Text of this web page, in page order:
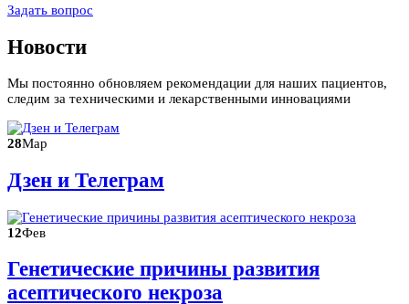
Задать вопрос
Новости
Мы постоянно обновляем рекомендации для наших пациентов,
следим за техническими и лекарственными инновациями
28Мар
Дзен и Телеграм
12Фев
Генетические причины развития
асептического некроза